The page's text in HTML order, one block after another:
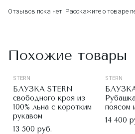
Отзывов пока нет. Расскажите о товаре
Похожие товары
STERN
БЛУЗКА STERN
свободного кроя из
100% льна с коротким
рукавом
13 500 руб.
STERN
поясом
14 400